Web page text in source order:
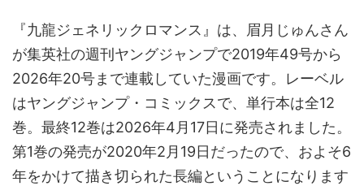
『九龍ジェネリックロマンス』は、眉月じゅんさん
が集英社の週刊ヤングジャンプで2019年49号から
2026年20号まで連載していた漫画です。レーベル
はヤングジャンプ・コミックスで、単行本は全12
巻。最終12巻は2026年4月17日に発売されました。
第1巻の発売が2020年2月19日だったので、およそ6
年をかけて描き切られた長編ということになります